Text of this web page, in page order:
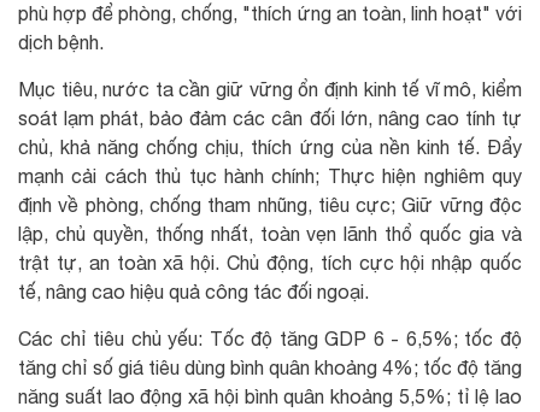
phù hợp để phòng, chống, "thích ứng an toàn, linh hoạt" với
dịch bệnh.
Mục tiêu, nước ta cần giữ vững ổn định kinh tế vĩ mô, kiểm
soát lạm phát, bảo đảm các cân đối lớn, nâng cao tính tự
chủ, khả năng chống chịu, thích ứng của nền kinh tế. Đẩy
mạnh cải cách thủ tục hành chính; Thực hiện nghiêm quy
định về phòng, chống tham nhũng, tiêu cực; Giữ vững độc
lập, chủ quyền, thống nhất, toàn vẹn lãnh thổ quốc gia và
trật tự, an toàn xã hội. Chủ động, tích cực hội nhập quốc
tế, nâng cao hiệu quả công tác đối ngoại.
Các chỉ tiêu chủ yếu: Tốc độ tăng GDP 6 - 6,5%; tốc độ
tăng chỉ số giá tiêu dùng bình quân khoảng 4%; tốc độ tăng
năng suất lao động xã hội bình quân khoảng 5,5%; tỉ lệ lao